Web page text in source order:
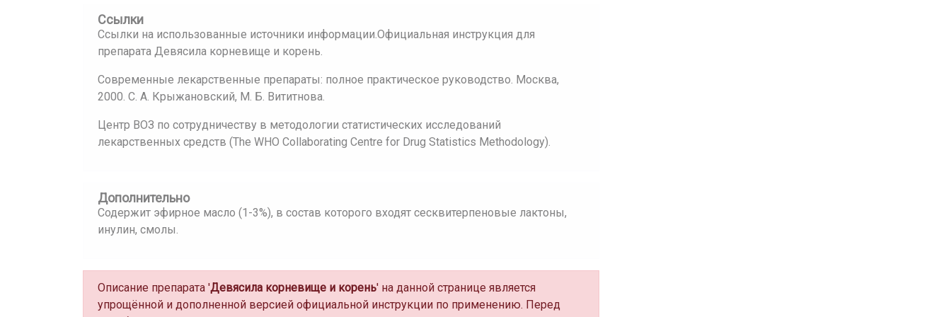
Ссылки
Ссылки на использованные источники информации.Официальная инструкция для
препарата Девясила корневище и корень.
Современные лекарственные препараты: полное практическое руководство. Москва,
2000. С. А. Крыжановский, М. Б. Вититнова.
Центр ВОЗ по сотрудничеству в методологии статистических исследований
лекарственных средств (The WHO Collaborating Centre for Drug Statistics Methodology).
Дополнительно
Содержит эфирное масло (1-3%), в состав которого входят сесквитерпеновые лактоны,
инулин, смолы.
Описание препарата 'Девясила корневище и корень' на данной странице является
упрощённой и дополненной версией официальной инструкции по применению. Перед